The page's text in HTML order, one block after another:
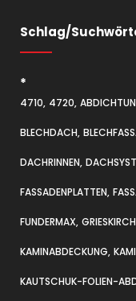
Schlag/
*
4710 4720
BLECHDACH
DACHRINNEN
FASSADENPLATTEN
FUNDERMAX
KAMINABDECKUNG
KAUTSCHUK-FOLIEN-